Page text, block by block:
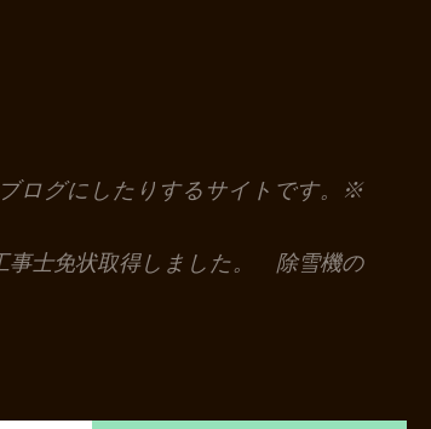
ログにしたりするサイトです。※
事士免状取得しました。 除雪機の